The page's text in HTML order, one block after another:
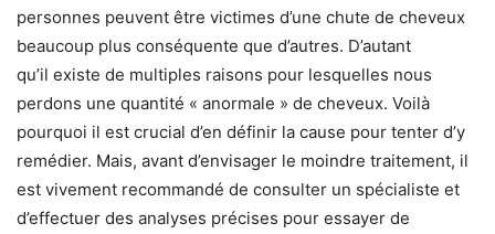
personnes peuvent être victimes d’une chute de cheveux
beaucoup plus conséquente que d’autres. D’autant
qu’il existe de multiples raisons pour lesquelles nous
perdons une quantité « anormale » de cheveux. Voilà
pourquoi il est crucial d’en définir la cause pour tenter d’y
remédier. Mais, avant d’envisager le moindre traitement, il
est vivement recommandé de consulter un spécialiste et
d’effectuer des analyses précises pour essayer de